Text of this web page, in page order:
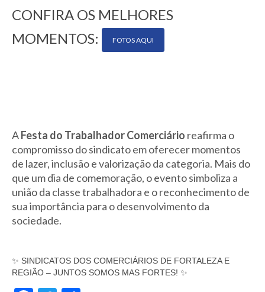
CONFIRA OS MELHORES
MOMENTOS:
FOTOS AQUI
AFesta do Trabalhador Comerciário reafirma o
compromisso do sindicato em oferecer momentos
de lazer, inclusão e valorização da categoria. Mais do
que um dia de comemoração, o evento simboliza a
união da classe trabalhadora e o reconhecimento de
sua importância para o desenvolvimento da
sociedade.
✨ SINDICATOS DOS COMERCIÁRIOS DE FORTALEZA E
REGIÃO – JUNTOS SOMOS MAS FORTES! ✨